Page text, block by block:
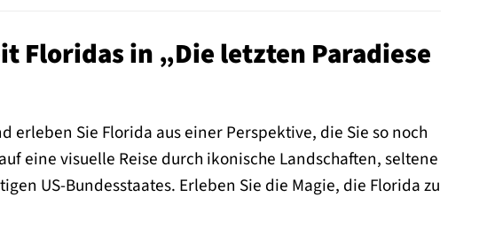
Floridas in „Die letzten Paradiese
Sie Florida aus einer Perspektive, die Sie so noch
eine visuelle Reise durch ikonische Landschaften, seltene
US-Bundesstaates. Erleben Sie die Magie, die Florida zu